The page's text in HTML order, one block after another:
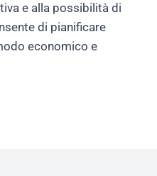
e alla possibilità di
di pianificare
economico e